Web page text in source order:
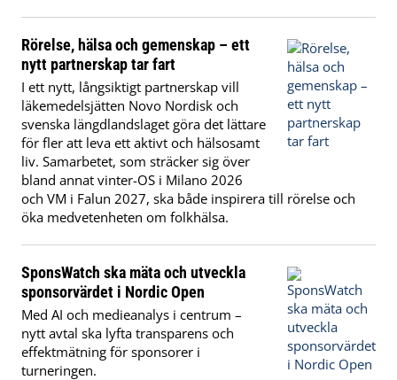
Rörelse, hälsa och gemenskap – ett
nytt partnerskap tar fart
I ett nytt, långsiktigt partnerskap vill
läkemedelsjätten Novo Nordisk och
svenska längdlandslaget göra det lättare
för fler att leva ett aktivt och hälsosamt
liv. Samarbetet, som sträcker sig över
bland annat vinter-OS i Milano 2026
och VM i Falun 2027, ska både inspirera till rörelse och
öka medvetenheten om folkhälsa.
SponsWatch ska mäta och utveckla
sponsorvärdet i Nordic Open
Med AI och medieanalys i centrum –
nytt avtal ska lyfta transparens och
effektmätning för sponsorer i
turneringen.